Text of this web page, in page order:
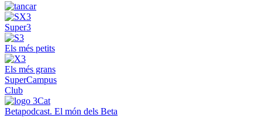
Super3
Els més petits
Els més grans
SuperCampus
Club
Betapodcast. El món dels Beta